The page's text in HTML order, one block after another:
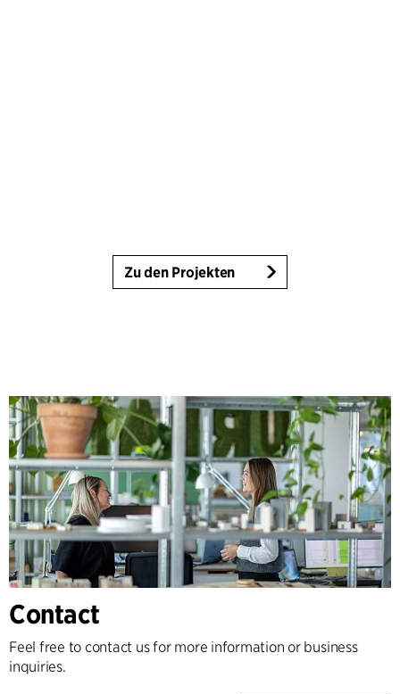
Zu den Projekten
Contact
Feel free to contact us for more information or business
inquiries.